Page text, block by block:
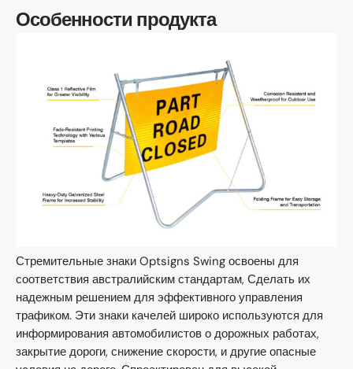
Особенности продукта
Стремительные знаки Optsigns Swing освоены для
соответствия австралийским стандартам, Сделать их
надежным решением для эффективного управления
трафиком. Эти знаки качелей широко используются для
информирования автомобилистов о дорожных работах,
закрытие дороги, снижение скорости, и другие опасные